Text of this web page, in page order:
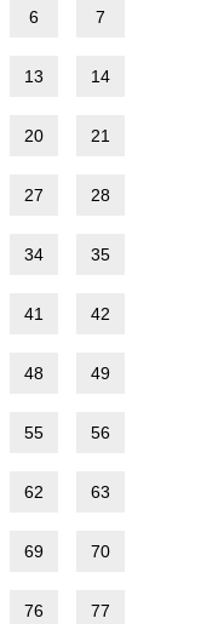
6 7
13 14
20 21
27 28
34 35
41 42
48 49
55 56
62 63
69 70
76 77